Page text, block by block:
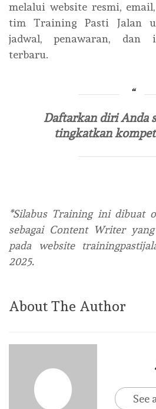
melalui website resmi,
tim Training Pasti Jalan
jadwal, penawaran, dan
terbaru.
Daftarkan diri Anda
tingkatkan
*Silabus Training ini dibuat
sebagai Content Writer
pada website
2025.
About The Author
See